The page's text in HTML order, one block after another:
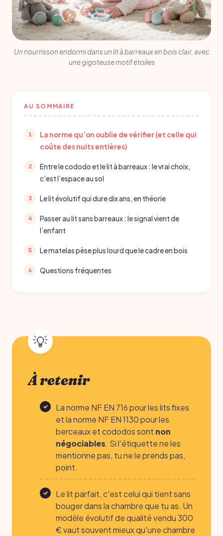
Un nourrisson endormi dans un lit à barreaux en bois clair, avec
une gigoteuse motif étoiles
AU SOMMAIRE
La norme qu’on oublie de vérifier (et celle qui
coûte des nuits entières)
Entre le cododo et le lit à barreaux : le vrai choix,
c’est l’espace au sol
Le lit évolutif qui dure dix ans, en théorie
Passer au lit sans barreaux : le signal vient de
l’enfant
Le matelas pèse plus lourd que le cadre en bois
Questions fréquentes
À retenir
La norme NF EN 716 pour les lits fixes
et la norme NF EN 1130 pour les
berceaux et cododos sont non
négociables. Si l'étiquette ne les
mentionne pas, tu ne le prends pas,
point.
Le lit parfait, c'est celui qui tient sans
bouger dans la chambre que tu as. Un
modèle évolutif de qualité vendu 300
€ vaut souvent mieux qu'une chambre